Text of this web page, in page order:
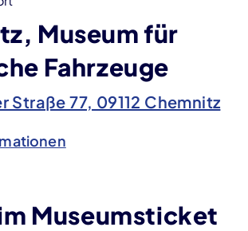
Museum für
Fahrzeuge
Straße 77, 09112 Chemnitz
Museumsticket